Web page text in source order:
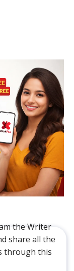
the Writer
share all the
through this